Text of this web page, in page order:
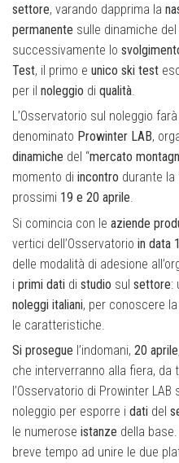
settore, varando dapprima la
permanente sulle dinamiche del
successivamente lo
Test, il primo e unico ski test
per il noleggio di qualità
L’Osservatorio sul noleggio
denominato Prowinter LAB,
dinamiche del “mercato
momento di incontro durante la
prossimi 19 e 20 aprile.
Si comincia con le aziende
vertici dell’Osservatorio in data
delle modalità di adesione
i primi dati di studio sul settore:
noleggi italiani, per conoscere
le caratteristiche.
Si prosegue l’indomani, 20 aprile
che interverranno alla fiera, da
l’Osservatorio di Prowinter
noleggio per esporre i dati del
le numerose istanze della
breve tempo ad unire le due